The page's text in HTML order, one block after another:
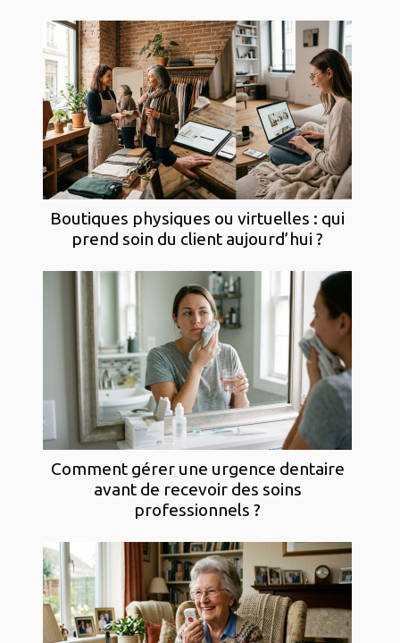
Boutiques physiques ou virtuelles : qui
prend soin du client aujourd’hui ?
Comment gérer une urgence dentaire
avant de recevoir des soins
professionnels ?